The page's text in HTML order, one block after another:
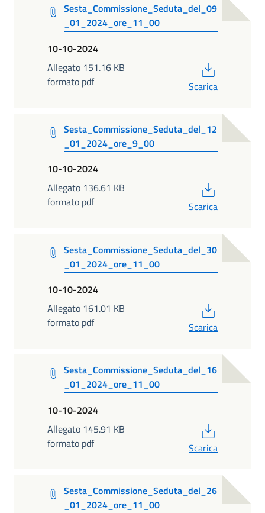
Sesta_Commissione_Seduta_del_09
_01_2024_ore_11_00
10-10-2024
Allegato 151.16 KB
formato pdf
Scarica
Sesta_Commissione_Seduta_del_12
_01_2024_ore_9_00
10-10-2024
Allegato 136.61 KB
formato pdf
Scarica
Sesta_Commissione_Seduta_del_30
_01_2024_ore_11_00
10-10-2024
Allegato 161.01 KB
formato pdf
Scarica
Sesta_Commissione_Seduta_del_16
_01_2024_ore_11_00
10-10-2024
Allegato 145.91 KB
formato pdf
Scarica
Sesta_Commissione_Seduta_del_26
_01_2024_ore_11_00